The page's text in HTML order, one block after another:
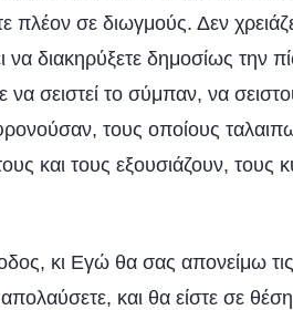
πλέον σε διωγμούς. Δεν
να διακηρύξετε δημοσίως την
σειστεί το σύμπαν, να
τους οποίους
και τους εξουσιάζουν, τους
κι Εγώ θα σας απονείμω τις
και θα είστε σε